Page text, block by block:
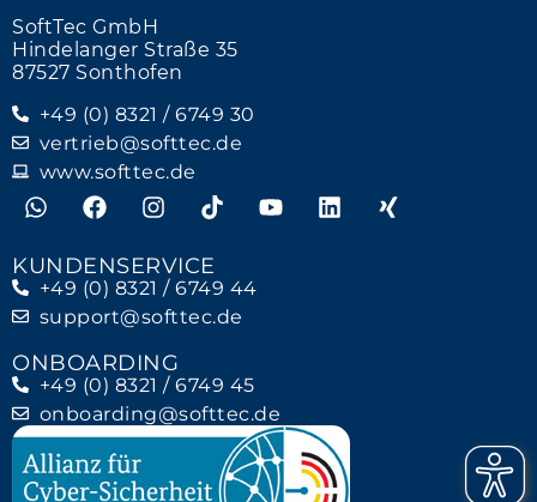
SoftTec GmbH
Hindelanger Straße 35
87527 Sonthofen
+49 (0) 8321 / 6749 30
vertrieb@softtec.de
www.softtec.de
KUNDENSERVICE
+49 (0) 8321 / 6749 44
support@softtec.de
ONBOARDING
+49 (0) 8321 / 6749 45
onboarding@softtec.de